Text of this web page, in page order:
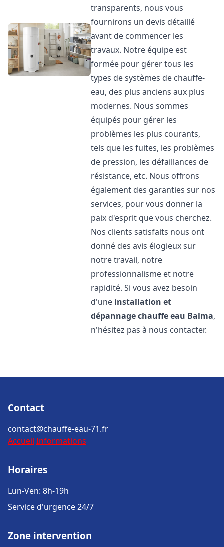
transparents, nous vous
fournirons un devis détaillé
avant de commencer les
travaux. Notre équipe est
formée pour gérer tous les
types de systèmes de chauffe-
eau, des plus anciens aux plus
modernes. Nous sommes
équipés pour gérer les
problèmes les plus courants,
tels que les fuites, les problèmes
de pression, les défaillances de
résistance, etc. Nous offrons
également des garanties sur nos
services, pour vous donner la
paix d'esprit que vous cherchez.
Nos clients satisfaits nous ont
donné des avis élogieux sur
notre travail, notre
professionnalisme et notre
rapidité. Si vous avez besoin
d'une installation et
dépannage chauffe eau Balma,
n'hésitez pas à nous contacter.
Contact
contact@chauffe-eau-71.fr
Accueil Informations
Horaires
Lun-Ven: 8h-19h
Service d'urgence 24/7
Zone intervention